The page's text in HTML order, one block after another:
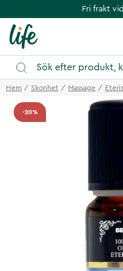
Fri frakt
Hem Skonhet Massage
-20%